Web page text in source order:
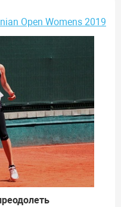
Open Womens 2019